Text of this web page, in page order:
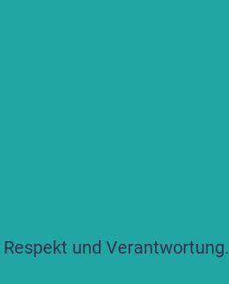
und Verantwortung.